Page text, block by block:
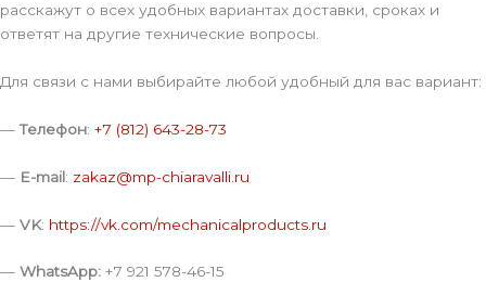
расскажут о всех удобных вариантах доставки, сроках и
ответят на другие технические вопросы.
Для связи с нами выбирайте любой удобный для вас вариант:
—Телефон: +7 (812) 643-28-73
— E-mail: zakaz@mp-chiaravalli.ru
— VK: https://vk.com/mechanicalproducts.ru
— WhatsApp: +7 921 578-46-15